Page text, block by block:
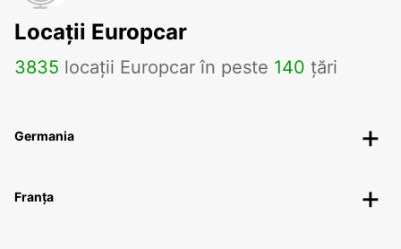
Locații Europcar
3835 locații Europcar în peste 140 țări
Germania
Franța